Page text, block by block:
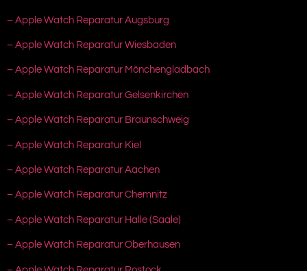
– Apple Watch Reparatur Augsburg
– Apple Watch Reparatur Wiesbaden
– Apple Watch Reparatur Mönchengladbach
– Apple Watch Reparatur Gelsenkirchen
– Apple Watch Reparatur Braunschweig
– Apple Watch Reparatur Kiel
– Apple Watch Reparatur Aachen
– Apple Watch Reparatur Chemnitz
– Apple Watch Reparatur Halle (Saale)
– Apple Watch Reparatur Oberhausen